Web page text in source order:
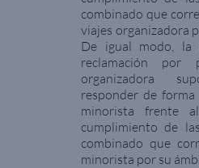
combinado que
viajes organizadora
De igual modo,
reclamación
organizadora
responder de
minorista frente
cumplimiento de
combinado que
minorista por su